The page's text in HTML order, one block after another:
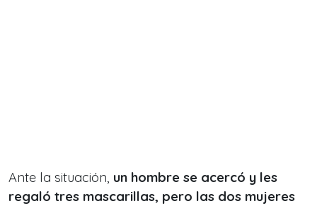
Ante la situación, un hombre se acercó y les
regaló tres mascarillas, pero las dos mujeres